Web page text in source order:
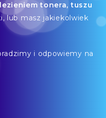
tonera, tuszu
lub masz jakiekolwiek
i odpowiemy na